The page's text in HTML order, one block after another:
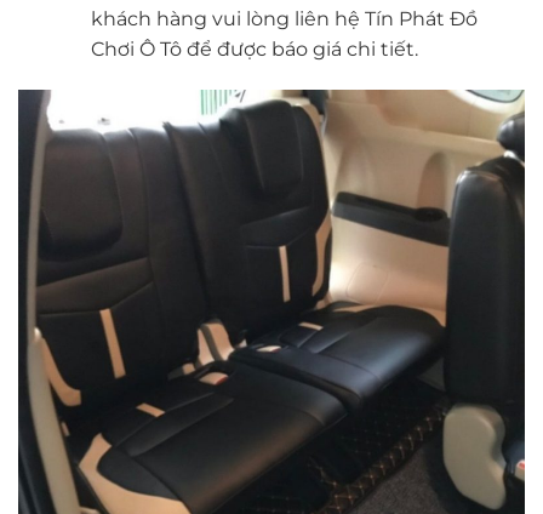
khách hàng vui lòng liên hệ Tín Phát Đồ
Chơi Ô Tô để được báo giá chi tiết.